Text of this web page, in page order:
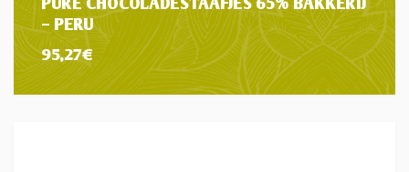
– PERU
95,27€